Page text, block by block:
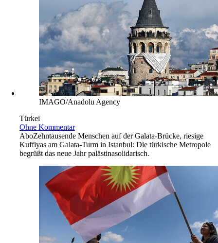
IMAGO/Anadolu Agency
Türkei
Ohne Kommentar
AboZehntausende Menschen auf der Galata-Brücke, riesige
Kuffiyas am Galata-Turm in Istanbul: Die türkische Metropole
begrüßt das neue Jahr palästinasolidarisch.